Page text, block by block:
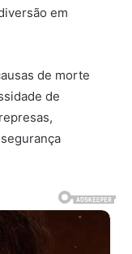
em
de morte
de